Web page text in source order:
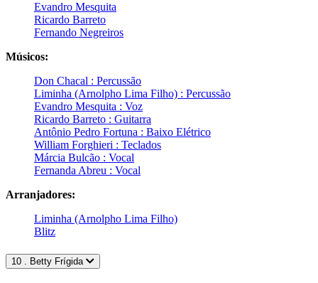
Evandro Mesquita
Ricardo Barreto
Fernando Negreiros
Músicos:
Don Chacal : Percussão
Liminha (Arnolpho Lima Filho) : Percussão
Evandro Mesquita : Voz
Ricardo Barreto : Guitarra
Antônio Pedro Fortuna : Baixo Elétrico
William Forghieri : Teclados
Márcia Bulcão : Vocal
Fernanda Abreu : Vocal
Arranjadores:
Liminha (Arnolpho Lima Filho)
Blitz
10 . Betty Frígida